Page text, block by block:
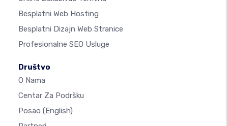
Besplatni Web Hosting
Besplatni Dizajn Web Stranice
Profesionalne SEO Usluge
Društvo
O Nama
Centar Za Podršku
Posao (English)